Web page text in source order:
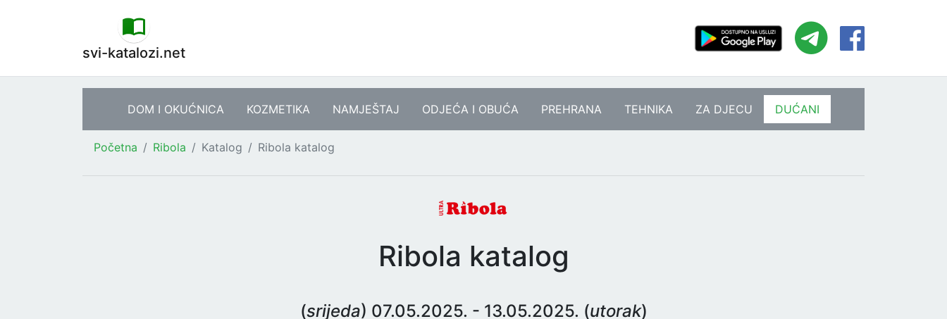
svi-katalozi.net
DOM I OKUĆNICA KOZMETIKA NAMJEŠTAJ ODJEĆA I OBUĆA PREHRANA TEHNIKA ZA DJECU DUĆANI
Početna Ribola Katalog Ribola katalog
Ribola katalog
(srijeda) 07.05.2025. - 13.05.2025. (utorak)